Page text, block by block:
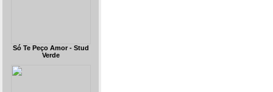
Só Te Peço Amor - Stud
Verde